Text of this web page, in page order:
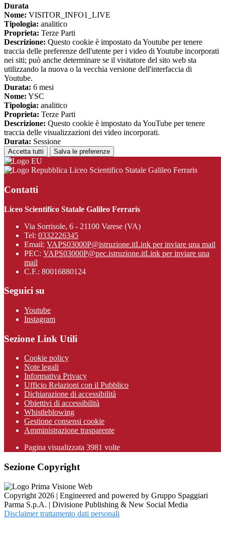
Durata
Nome: VISITOR_INFO1_LIVE
Tipologia: analitico
Proprieta: Terze Parti
Descrizione: Questo cookie è impostato da Youtube per tenere
traccia delle preferenze dell'utente per i video di Youtube incorporati
nei siti; può anche determinare se il visitatore del sito web sta
utilizzando la nuova o la vecchia versione dell'interfaccia di
Youtube.
Durata: 6 mesi
Nome: YSC
Tipologia: analitico
Proprieta: Terze Parti
Descrizione: Questo cookie è impostato da YouTube per tenere
traccia delle visualizzazioni dei video incorporati.
Durata: Sessione
Accetta tutti Salva le preferenze
Liceo Scientifico Statale Galileo Ferraris
Contatti
Liceo Scientifico Statale Galileo Ferraris
Via Sorrisole, 6 - 21100 Varese (VA)
Tel: 0332226345
Email: VAPS03000P@istruzione.itLink per inviare una mail
PEC: VAPS03000P@pec.istruzione.itLink per inviare una
mail
C.F.: 80016880124
Seguici su
Youtube
Instagram
Sezione Link Utili
Cookie policy
Note legali
Informativa Privacy
Ufficio Relazioni con il Pubblico
Dichiarazione di accessibilità
Obiettivi di accessibilità
Whistleblowing
Gestione consensi cookie
Amministrazione trasparente
Pagina visualizzata 3981 volte
Sezione Copyright
Copyright 2026 | Engineered and powered by Gruppo Spaggiari
Parma S.p.A. | Divisione Publishing & New Social Media
Disclaimer trattamento dati personali